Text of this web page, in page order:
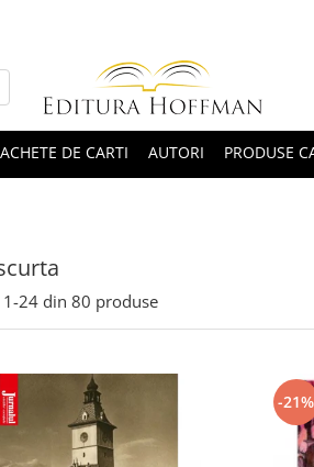
DE CARTI AUTORI PRODUSE
1-24 din 80 produse
-21%